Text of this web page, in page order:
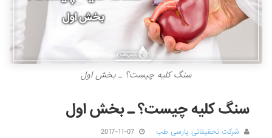
سنگ کلیه چیست؟ ـ بخش اول
سنگ کلیه چیست؟ ـ بخش اول
شرکت تحقیقاتی پارسی طب
2017-11-07